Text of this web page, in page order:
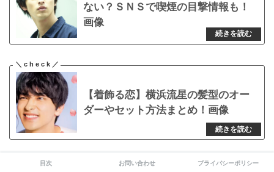
ない？ＳＮＳで喫煙の目撃情報も！
画像
【着飾る恋】横浜流星の髪型のオー
ダーやセット方法まとめ！画像
人気関連コンテンツはこちら
目次 お問い合わせ プライバシーポリシー